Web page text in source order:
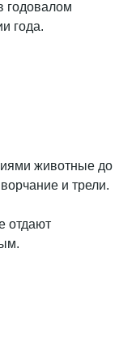
годовалом
года.
животные до
и трели.
отдают